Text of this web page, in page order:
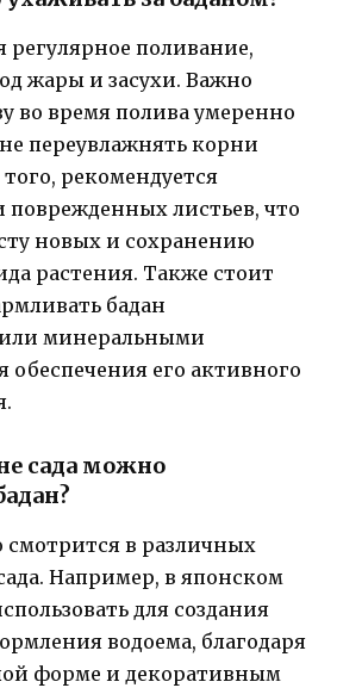
регулярное поливание,
жары и засухи. Важно
во время полива умеренно
переувлажнять корни
рекомендуется
поврежденных листьев, что
новых и сохранению
растения. Также стоит
бадан
минеральными
обеспечения его активного
сада можно
смотрится в различных
Например, в японском
для создания
водоема, благодаря
форме и декоративным